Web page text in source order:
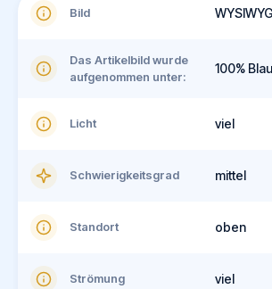
Bild WYSIWYG
Das Artikelbild wurde
aufgenommen unter:
100%
Licht viel
Schwierigkeitsgrad mittel
Standort oben
Strömung viel